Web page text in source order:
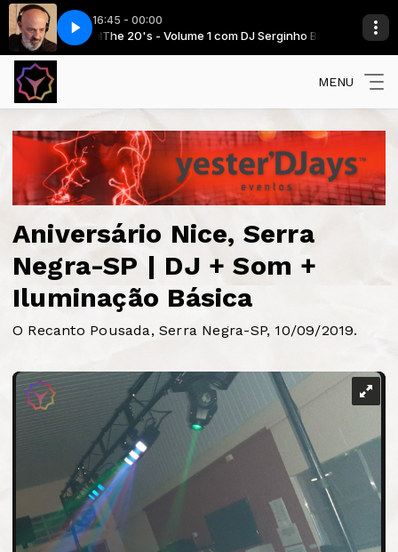
16:45 - 00:00
Brazil The 20's - Volume 1 com DJ Serginho Brazil
Mix Extended) Mòo & Jo, Demayä Feat Arkadyan & Eribertho
Deep_House_Lounge
MENU
Aniversário Nice, Serra
Negra-SP | DJ + Som +
Iluminação Básica
O Recanto Pousada, Serra Negra-SP, 10/09/2019.